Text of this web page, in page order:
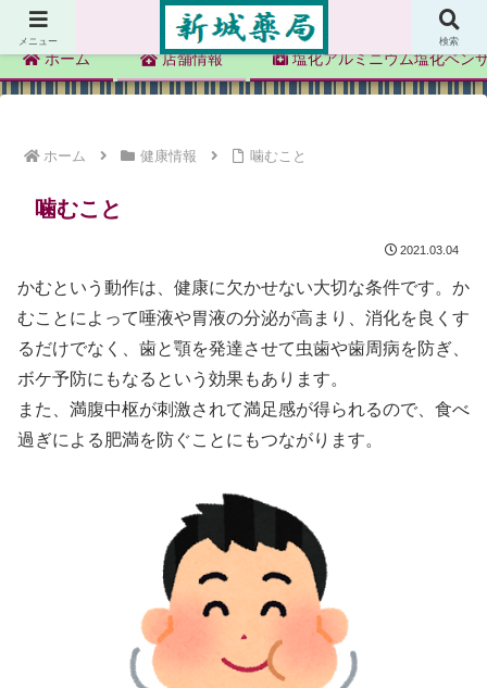
新城薬局
ホーム 店舗情報 塩化アルミニウム塩化ベン
ホーム 健康情報 噛むこと
噛むこと
2021.03.04
かむという動作は、健康に欠かせない大切な条件です。か
むことによって唾液や胃液の分泌が高まり、消化を良くす
るだけでなく、歯と顎を発達させて虫歯や歯周病を防ぎ、
ボケ予防にもなるという効果もあります。
また、満腹中枢が刺激されて満足感が得られるので、食べ
過ぎによる肥満を防ぐことにもつながります。
メニュー 検索